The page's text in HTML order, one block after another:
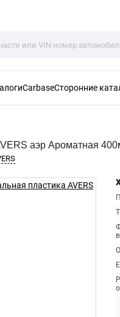
CarbaseСторонние
аэр Ароматная